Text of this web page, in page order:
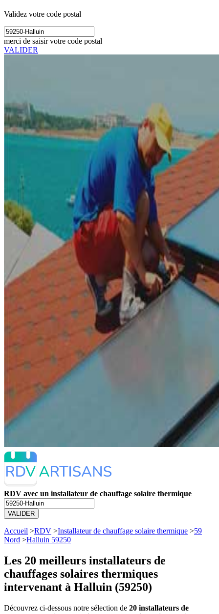
Validez votre code postal
merci de saisir votre code postal
VALIDER
RDV avec un installateur de chauffage solaire thermique
VALIDER
Accueil >RDV >Installateur de chauffage solaire thermique >59
Nord >Halluin 59250
Les 20 meilleurs installateurs de
chauffages solaires thermiques
intervenant à Halluin (59250)
Découvrez ci-dessous notre sélection de 20 installateurs de